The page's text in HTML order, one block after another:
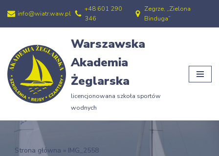
Przejdź
treści
info@wiatr.waw.pl
+48 601 290
346
Zegrze, „Zielona
Binduga”
Warszawska
Akademia
Żeglarska
licencjonowana szkoła sportów
wodnych
Strona główna » IMG_2558